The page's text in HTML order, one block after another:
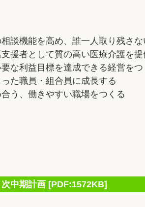
談機能を高め、誰一人取り残さな
援者として質の高い医療介護を提
な利益目標を達成できる経営をつ
た職員・組合員に成長する
う、働きやすい職場をつくる
中期計画 [PDF:1572KB]